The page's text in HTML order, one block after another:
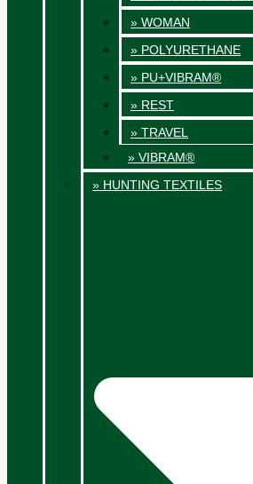
» WOMAN
» POLYURETHANE
» PU+VIBRAM®
» REST
» TRAVEL
» VIBRAM®
» HUNTING TEXTILES